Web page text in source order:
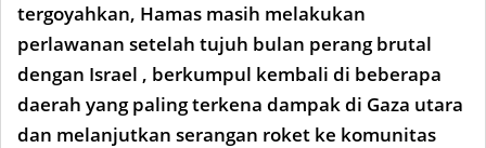
tergoyahkan, Hamas masih melakukan
perlawanan setelah tujuh bulan perang brutal
dengan Israel , berkumpul kembali di beberapa
daerah yang paling terkena dampak di Gaza utara
dan melanjutkan serangan roket ke komunitas